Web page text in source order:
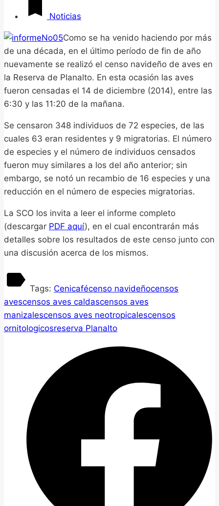
Noticias
Como se ha venido haciendo por más
de una década, en el último período de fin de año
nuevamente se realizó el censo navideño de aves en
la Reserva de Planalto. En esta ocasión las aves
fueron censadas el 14 de diciembre (2014), entre las
6:30 y las 11:20 de la mañana.
Se censaron 348 individuos de 72 especies, de las
cuales 63 eran residentes y 9 migratorias. El número
de especies y el número de individuos censados
fueron muy similares a los del año anterior; sin
embargo, se notó un recambio de 16 especies y una
reducción en el número de especies migratorias.
La SCO los invita a leer el informe completo
(descargar PDF aquí), en el cual encontrarán más
detalles sobre los resultados de este censo junto con
una discusión acerca de los mismos.
Tags: Cenicafécenso navideñocensos
avescensos aves caldascensos aves
manizalescensos aves neotropicalescensos
ornitologicosreserva Planalto